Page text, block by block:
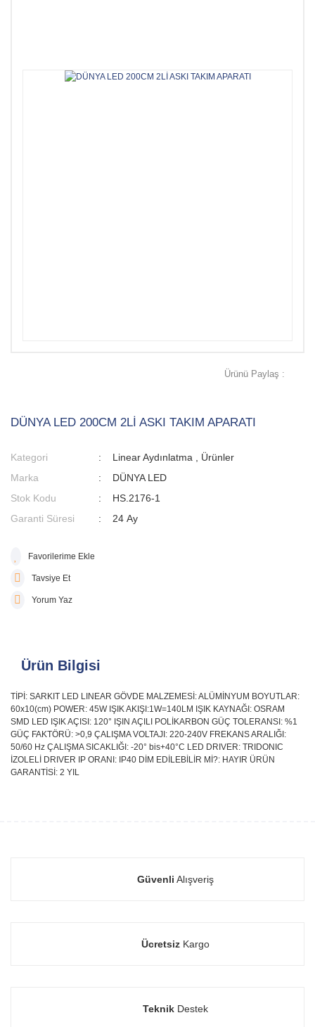
Ürünü Paylaş :
DÜNYA LED 200CM 2Lİ ASKI TAKIM APARATI
Kategori Linear Aydınlatma
Ürünler
Marka
DÜNYA LED
Stok Kodu
HS.2176-1
Garanti Süresi
24 Ay
Tavsiye Et
Yorum Yaz
Ürün Bilgisi
TİPİ: SARKIT LED LINEAR GÖVDE MALZEMESİ: ALÜMİNYUM BOYUTLAR:
60x10(cm) POWER: 45W IŞIK AKIŞI:1W=140LM IŞIK KAYNAĞI: OSRAM
SMD LED IŞIK AÇISI: 120° IŞIN AÇILI POLİKARBON GÜÇ TOLERANSI: %1
GÜÇ FAKTÖRÜ: >0,9 ÇALIŞMA VOLTAJI: 220-240V FREKANS ARALIĞI:
50/60 Hz ÇALIŞMA SICAKLIĞI: -20° bis+40°C LED DRIVER: TRIDONIC
İZOLELİ DRIVER IP ORANI: IP40 DİM EDİLEBİLİR Mİ?: HAYIR ÜRÜN
GARANTİSİ: 2 YIL
Güvenli Alışveriş
ÜcretsizKargo
TeknikDestek